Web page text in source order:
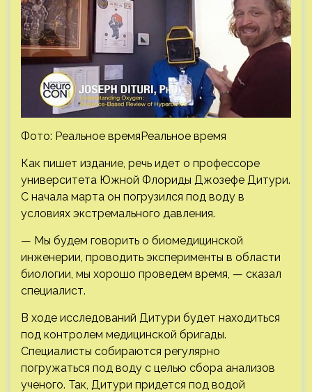
Фото: Реальное времяРеальное время
Как пишет издание, речь идет о профессоре
университета Южной Флориды Джозефе Дитури.
С начала марта он погрузился под воду в
условиях экстремального давления.
— Мы будем говорить о биомедицинской
инженерии, проводить эксперименты в области
биологии, мы хорошо проведем время, — сказал
специалист.
В ходе исследований Дитури будет находиться
под контролем медицинской бригады.
Специалисты собираются регулярно
погружаться под воду с целью сбора анализов
ученого. Так, Дитури придется под водой